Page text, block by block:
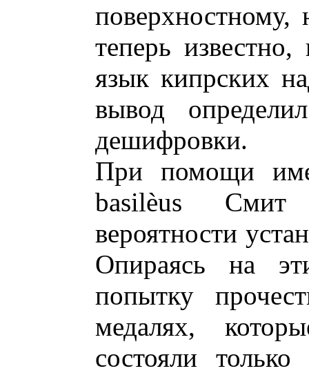
теперь
язык кипрских
вывод
дешифровки.
При помощи
basilèus
вероятности
Опираясь на
попытку
медалях,
состояли